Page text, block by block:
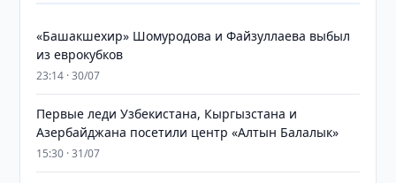
«Башакшехир» Шомуродова и Файзуллаева выбыл
из еврокубков
23:14 · 30/07
Первые леди Узбекистана, Кыргызстана и
Азербайджана посетили центр «Алтын Балалык»
15:30 · 31/07